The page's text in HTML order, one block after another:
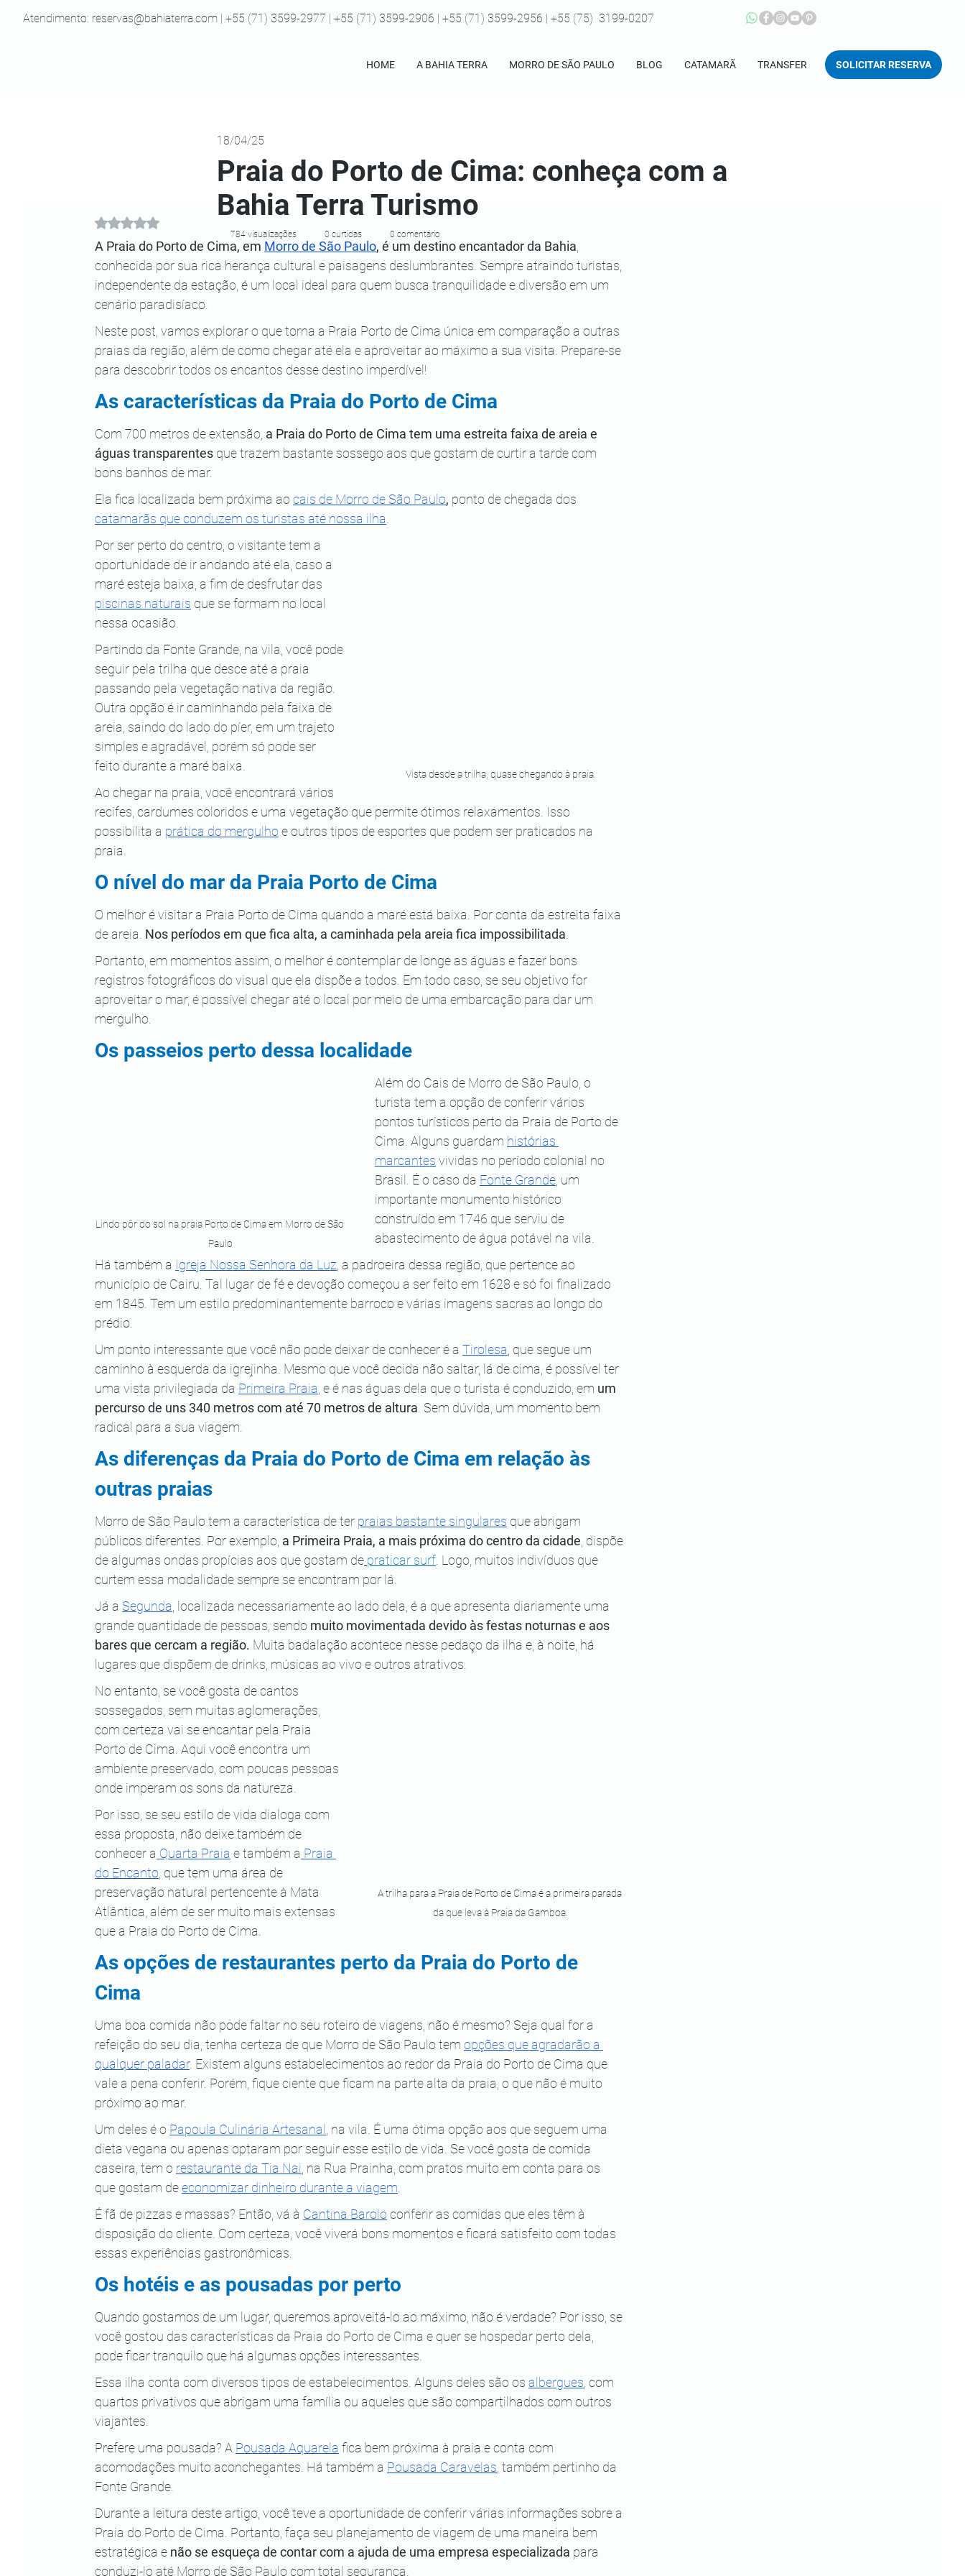
HOME A BAHIA TERRA MORRO DE SÃO PAULO BLOG CATAMARÃ TRANSFER SOLICITAR RESERVA
Atendimento: reservas@bahiaterra.com | +55 (71) 3599-2977 | +55 (71) 3599-2906 | +55 (71) 3599-2956 | +55 (75) 3199-0207
Avaliado com NaN de 5 estrelas.
A Praia do Porto de Cima, em Morro de São Paulo, é um destino encantador da Bahia
conhecida por sua rica herança cultural e paisagens deslumbrantes. Sempre atraindo turistas,
independente da estação, é um local ideal para quem busca tranquilidade e diversão em um
cenário paradisíaco.
Neste post, vamos explorar o que torna a Praia Porto de Cima única em comparação a outras
praias da região, além de como chegar até ela e aproveitar ao máximo a sua visita. Prepare-se
para descobrir todos os encantos desse destino imperdível!
As características da Praia do Porto de Cima
Com 700 metros de extensão, a Praia do Porto de Cima tem uma estreita faixa de areia e
águas transparentes que trazem bastante sossego aos que gostam de curtir a tarde com
bons banhos de mar.
Ela fica localizada bem próxima ao cais de Morro de São Paulo, ponto de chegada dos
catamarãs que conduzem os turistas até nossa ilha
Vista desde a trilha, quase chegando à praia.
Por ser perto do centro, o visitante tem a
oportunidade de ir andando até ela, caso a
maré esteja baixa, a fim de desfrutar das
piscinas naturais que se formam no local
nessa ocasião.
Partindo da Fonte Grande, na vila, você pode
seguir pela trilha que desce até a praia
passando pela vegetação nativa da região.
Outra opção é ir caminhando pela faixa de
areia, saindo do lado do píer, em um trajeto
simples e agradável, porém só pode ser
feito durante a maré baixa.
Ao chegar na praia, você encontrará vários
recifes, cardumes coloridos e uma vegetação que permite ótimos relaxamentos. Isso
possibilita a prática do mergulho e outros tipos de esportes que podem ser praticados na
praia.
O nível do mar da Praia Porto de Cima
O melhor é visitar a Praia Porto de Cima quando a maré está baixa. Por conta da estreita faixa
de areia. Nos períodos em que fica alta, a caminhada pela areia fica impossibilitada
Portanto, em momentos assim, o melhor é contemplar de longe as águas e fazer bons
registros fotográficos do visual que ela dispõe a todos. Em todo caso, se seu objetivo for
aproveitar o mar, é possível chegar até o local por meio de uma embarcação para dar um
mergulho.
Os passeios perto dessa localidade
Lindo pôr do sol na praia Porto de Cima em Morro de São
Paulo
Além do Cais de Morro de São Paulo, o
turista tem a opção de conferir vários
pontos turísticos perto da Praia de Porto de
Cima. Alguns guardam histórias
marcantes vividas no período colonial no
Brasil. É o caso da Fonte Grande , um
importante monumento histórico
construído em 1746 que serviu de
abastecimento de água potável na vila.
Há também a Igreja Nossa Senhora da Luz , a padroeira dessa região, que pertence ao
município de Cairu. Tal lugar de fé e devoção começou a ser feito em 1628 e só foi finalizado
em 1845. Tem um estilo predominantemente barroco e várias imagens sacras ao longo do
prédio.
Um ponto interessante que você não pode deixar de conhecer é a Tirolesa , que segue um
caminho à esquerda da igrejinha. Mesmo que você decida não saltar, lá de cima, é possível ter
uma vista privilegiada da Primeira Praia , e é nas águas dela que o turista é conduzido, em um
percurso de uns 340 metros com até 70 metros de altura . Sem dúvida, um momento bem
radical para a sua viagem.
As diferenças da Praia do Porto de Cima em relação às
outras praias
Morro de São Paulo tem a característica de ter praias bastante singulares que abrigam
públicos diferentes. Por exemplo, a Primeira Praia, a mais próxima do centro da cidade , dispõe
de algumas ondas propícias aos que gostam de praticar surf . Logo, muitos indivíduos que
curtem essa modalidade sempre se encontram por lá.
Já a Segunda , localizada necessariamente ao lado dela, é a que apresenta diariamente uma
grande quantidade de pessoas, sendo muito movimentada devido às festas noturnas e aos
bares que cercam a região. Muita badalação acontece nesse pedaço da ilha e, à noite, há
lugares que dispõem de drinks, músicas ao vivo e outros atrativos.
A trilha para a Praia de Porto de Cima é a primeira parada
da que leva à Praia da Gamboa.
No entanto, se você gosta de cantos
sossegados, sem muitas aglomerações,
com certeza vai se encantar pela Praia
Porto de Cima. Aqui você encontra um
ambiente preservado, com poucas pessoas
onde imperam os sons da natureza.
Por isso, se seu estilo de vida dialoga com
essa proposta, não deixe também de
conhecer a Quarta Praia e também a Praia
do Encanto , que tem uma área de
preservação natural pertencente à Mata
Atlântica, além de ser muito mais extensas
que a Praia do Porto de Cima.
As opções de restaurantes perto da Praia do Porto de
Cima
Uma boa comida não pode faltar no seu roteiro de viagens, não é mesmo? Seja qual for a
refeição do seu dia, tenha certeza de que Morro de São Paulo tem opções que agradarão a
qualquer paladar. Existem alguns estabelecimentos ao redor da Praia do Porto de Cima que
vale a pena conferir. Porém, fique ciente que ficam na parte alta da praia, o que não é muito
próximo ao mar.
Um deles é o Papoula Culinária Artesanal
, na vila. É uma ótima opção aos que seguem uma
dieta vegana ou apenas optaram por seguir esse estilo de vida. Se você gosta de comida
caseira, tem o restaurante da Tia Nai , na Rua Prainha, com pratos muito em conta para os
que gostam de economizar dinheiro durante a viagem
É fã de pizzas e massas? Então, vá à Cantina Barolo conferir as comidas que eles têm à
disposição do cliente. Com certeza, você viverá bons momentos e ficará satisfeito com todas
essas experiências gastronômicas.
Os hotéis e as pousadas por perto
Quando gostamos de um lugar, queremos aproveitá-lo ao máximo, não é verdade? Por isso, se
você gostou das características da Praia do Porto de Cima e quer se hospedar perto dela,
pode ficar tranquilo que há algumas opções interessantes.
Essa ilha conta com diversos tipos de estabelecimentos. Alguns deles são os albergues , com
quartos privativos que abrigam uma família ou aqueles que são compartilhados com outros
viajantes.
Prefere uma pousada? A Pousada Aquarela fica bem próxima à praia e conta com
acomodações muito aconchegantes. Há também a Pousada Caravelas , também pertinho da
Fonte Grande.
Durante a leitura deste artigo, você teve a oportunidade de conferir várias informações sobre a
Praia do Porto de Cima. Portanto, faça seu planejamento de viagem de uma maneira bem
estratégica e não se esqueça de contar com a ajuda de uma empresa especializada para
conduzi-lo até Morro de São Paulo com total segurança.
784 visualizações 0 curtidas 0 comentário
Praia do Porto de Cima: conheça com a
Bahia Terra Turismo
18/04/25